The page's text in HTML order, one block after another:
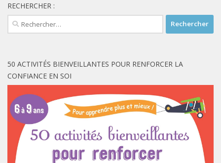
RECHERCHER :
Rechercher :
50 ACTIVITÉS BIENVEILLANTES POUR RENFORCER LA
CONFIANCE EN SOI